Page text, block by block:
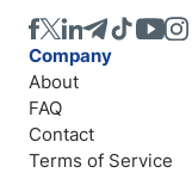
Company
About
FAQ
Contact
Terms of Service